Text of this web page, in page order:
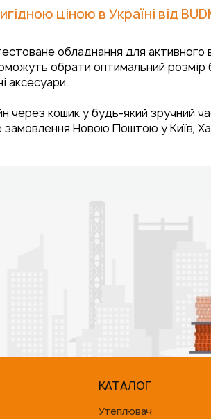
ціною в Україні від
обладнання для активного
обрати оптимальний розмір
аксесуари.
кошик у будь-який зручний
Новою Поштою у Київ,
КАТАЛОГ
Утеплювач